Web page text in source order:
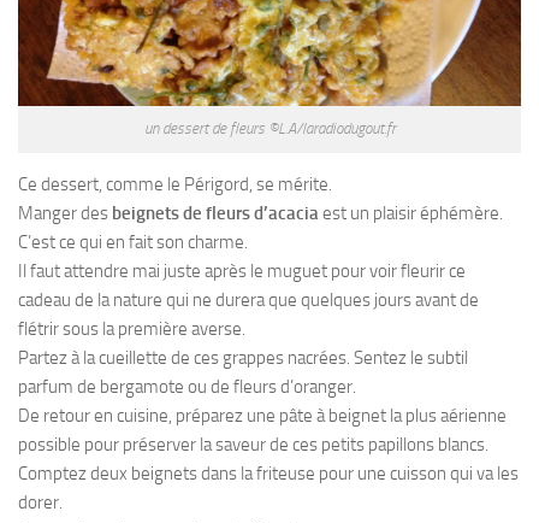
un dessert de fleurs ©L.A/laradiodugout.fr
Ce dessert, comme le Périgord, se mérite.
Manger des beignets de fleurs d’acaciaest un plaisir éphémère.
C’est ce qui en fait son charme.
Il faut attendre mai juste après le muguet pour voir fleurir ce
cadeau de la nature qui ne durera que quelques jours avant de
flétrir sous la première averse.
Partez à la cueillette de ces grappes nacrées. Sentez le subtil
parfum de bergamote ou de fleurs d’oranger.
De retour en cuisine, préparez une pâte à beignet la plus aérienne
possible pour préserver la saveur de ces petits papillons blancs.
Comptez deux beignets dans la friteuse pour une cuisson qui va les
dorer.